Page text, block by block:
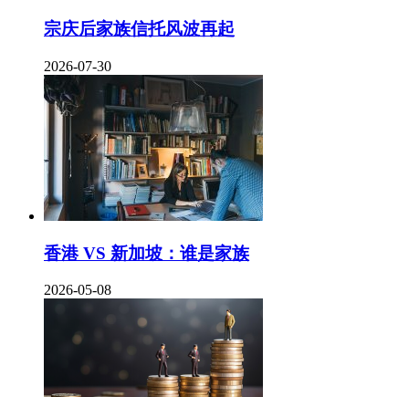
宗庆后家族信托风波再起
2026-07-30
香港 VS 新加坡：谁是家族
2026-05-08